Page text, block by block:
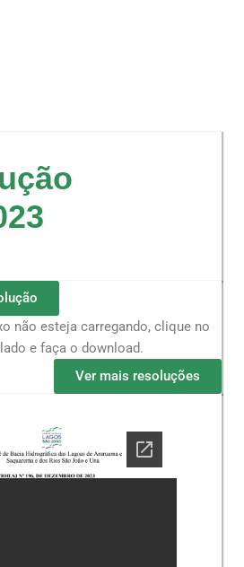
não esteja carregando, clique no
e faça o download.
Ver mais resoluções